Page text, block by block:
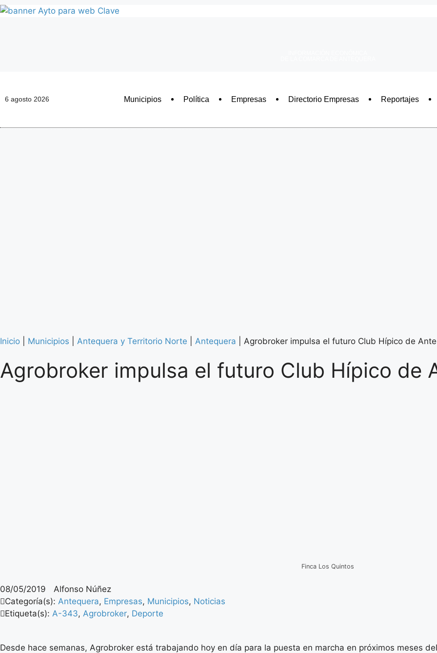
6 agosto 2026 Municipios Política Empresas Directorio Empresas Reportajes
Inicio Municipios Antequera y Territorio Norte Antequera Agrobroker impulsa el futuro Club Hípico de
Agrobroker impulsa el futuro Club Hípico de
Finca Los Quintos
08/05/2019
Alfonso Núñez
Categoría(s): Antequera, Empresas, Municipios, Noticias
Etiqueta(s): A-343, Agrobroker, Deporte
Desde hace semanas, Agrobroker está trabajando hoy en día para la puesta en marcha en próximos meses